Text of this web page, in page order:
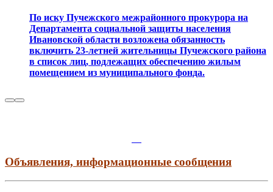
По иску Пучежского межрайонного прокурора на
Департамента социальной защиты населения
Ивановской области возложена обязанность
включить 23-летней жительницы Пучежского района
в список лиц, подлежащих обеспечению жилым
помещением из муниципального фонда.
Объявления, информационные сообщения